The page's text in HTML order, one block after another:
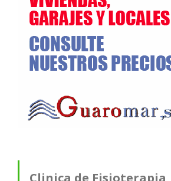
Clinica de Fisioterapia